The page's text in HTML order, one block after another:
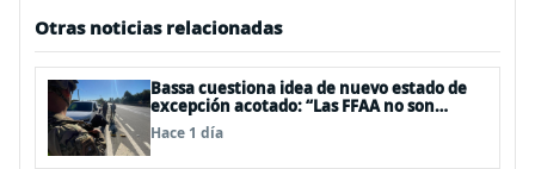
Otras noticias relacionadas
Bassa cuestiona idea de nuevo estado de
excepción acotado: “Las FFAA no son
policías”
Hace 1 día